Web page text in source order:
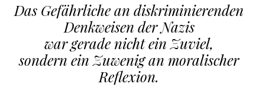
Das Gefährliche an diskriminierenden
Denkweisen der Nazis
war gerade nicht ein Zuviel,
sondern ein Zuwenig an moralischer
Reflexion.